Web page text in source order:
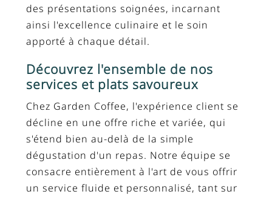
des présentations soignées, incarnant
ainsi l'excellence culinaire et le soin
apporté à chaque détail.
Découvrez l'ensemble de nos
services et plats savoureux
Chez Garden Coffee, l'expérience client se
décline en une offre riche et variée, qui
s'étend bien au-delà de la simple
dégustation d'un repas. Notre équipe se
consacre entièrement à l'art de vous offrir
un service fluide et personnalisé, tant sur